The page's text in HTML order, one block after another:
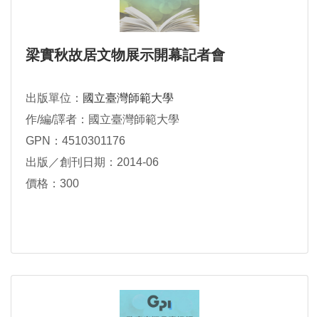
梁實秋故居文物展示開幕記者會
出版單位： 國立臺灣師範大學
作/編/譯者：國立臺灣師範大學
GPN：4510301176
出版／創刊日期：2014-06
價格：300